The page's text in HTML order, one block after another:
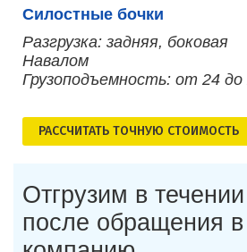
Силостные бочки
Разгрузка: задняя, боковая
Навалом
Грузоподъемность: от 24
РАСCЧИТАТЬ ТОЧНУЮ СТОИМОСТЬ
Отгрузим в
после обращения